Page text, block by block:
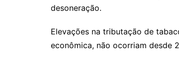
desoneração.
Elevações na tributação de
econômica, não ocorriam desde